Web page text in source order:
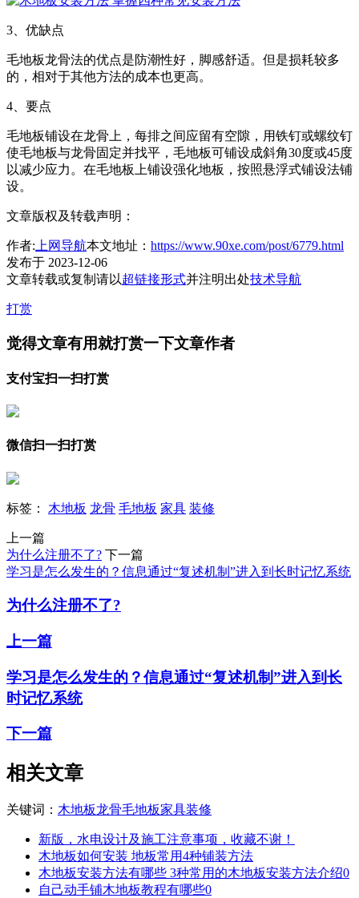
3、优缺点
毛地板龙骨法的优点是防潮性好，脚感舒适。但是损耗较多
的，相对于其他方法的成本也更高。
4、要点
毛地板铺设在龙骨上，每排之间应留有空隙，用铁钉或螺纹钉
使毛地板与龙骨固定并找平，毛地板可铺设成斜角30度或45度
以减少应力。在毛地板上铺设强化地板，按照悬浮式铺设法铺
设。
文章版权及转载声明：
作者: 上网导航本文地址： https://www.90xe.com/post/6779.html
发布于 2023-12-06
文章转载或复制请以超链接形式并注明出处技术导航
打赏
觉得文章有用就打赏一下文章作者
支付宝扫一扫打赏
微信扫一扫打赏
标签： 木地板 龙骨 毛地板 家具 装修
上一篇
为什么注册不了? 下一篇
学习是怎么发生的？信息通过“复述机制”进入到长时记忆系统
为什么注册不了?
上一篇
学习是怎么发生的？信息通过“复述机制”进入到长
时记忆系统
下一篇
相关文章
关键词： 木地板龙骨毛地板家具装修
新版，水电设计及施工注意事项，收藏不谢！
木地板如何安装 地板常用4种铺装方法
木地板安装方法有哪些 3种常用的木地板安装方法介绍0
自己动手铺木地板教程有哪些0